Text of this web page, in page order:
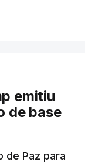
emitiu
de base
de Paz para